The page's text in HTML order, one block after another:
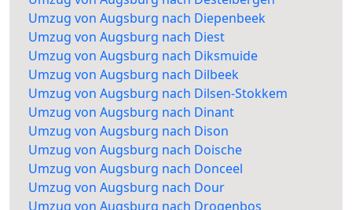
Umzug von Augsburg nach Diepenbeek
Umzug von Augsburg nach Diest
Umzug von Augsburg nach Diksmuide
Umzug von Augsburg nach Dilbeek
Umzug von Augsburg nach Dilsen-Stokkem
Umzug von Augsburg nach Dinant
Umzug von Augsburg nach Dison
Umzug von Augsburg nach Doische
Umzug von Augsburg nach Donceel
Umzug von Augsburg nach Dour
Umzug von Augsburg nach Drogenbos